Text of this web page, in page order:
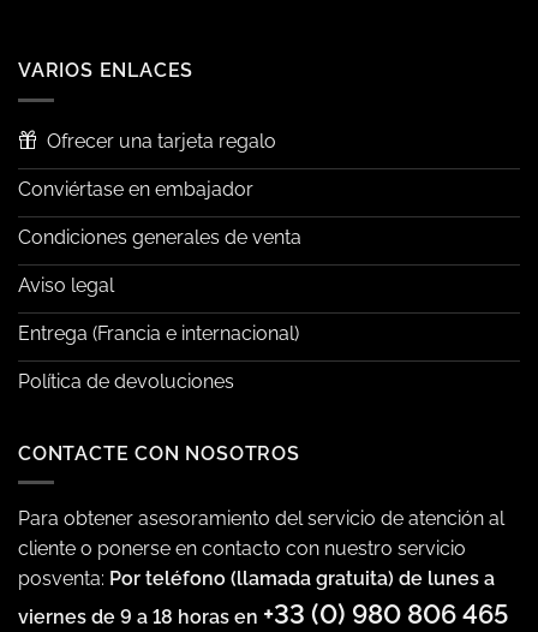
VARIOS ENLACES
Ofrecer una tarjeta regalo
Conviértase en embajador
Condiciones generales de venta
Aviso legal
Entrega (Francia e internacional)
Política de devoluciones
CONTACTE CON NOSOTROS
Para obtener asesoramiento del servicio de atención al
cliente o ponerse en contacto con nuestro servicio
posventa: Por teléfono (llamada gratuita) de lunes a
viernes de 9 a 18 horas en +33 (0) 980 806 465